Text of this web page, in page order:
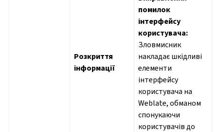
Розкриття
інформації
помилок
інтерфейсу
користувача:
Зловмисник
накладає шкідливі
елементи
інтерфейсу
користувача на
Weblate, обманом
спонукаючи
користувачів до